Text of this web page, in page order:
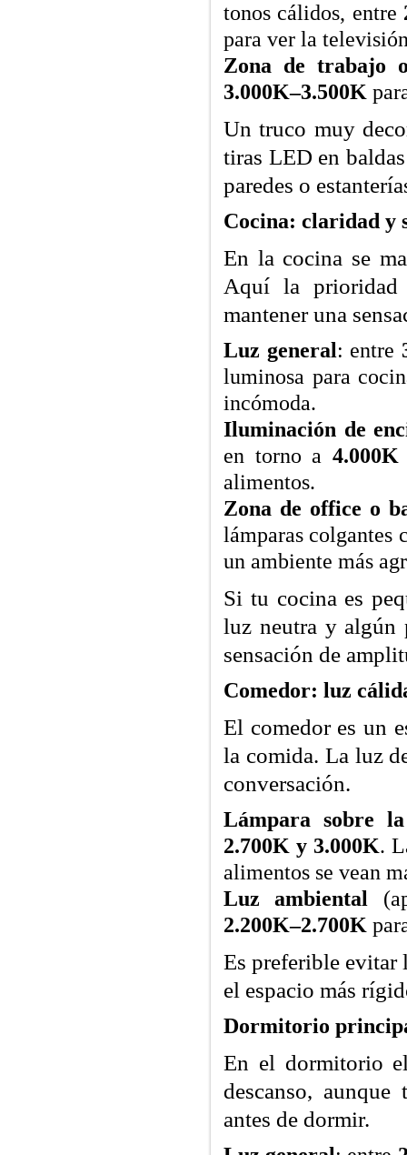
tonos cálidos, entre
para ver la
Zona de trabajo
3.000K–3.500K
Un truco muy
tiras LED en
paredes o
Cocina: claridad y
En la cocina se
Aquí la
mantener una
Luz general: entre
luminosa para
incómoda.
Iluminación de
en torno a4.000K
alimentos.
Zona de office o
lámparas colgantes
un ambiente más
Si tu cocina es
luz neutra y algún
sensación de
Comedor: luz
El comedor es un
la comida. La luz
conversación.
Lámpara sobre la
2.700K y 3.000K.
alimentos se vean
Luz ambiental
2.200K–2.700K
Es preferible evitar
el espacio más
Dormitorio
En el dormitorio
descanso,
antes de dormir.